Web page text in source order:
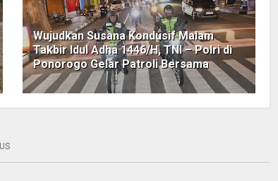
Wujudkan Susana Kondusif Malam
Takbir Idul Adha 1446/H, TNI – Polri di
Ponorogo Gelar Patroli Bersama